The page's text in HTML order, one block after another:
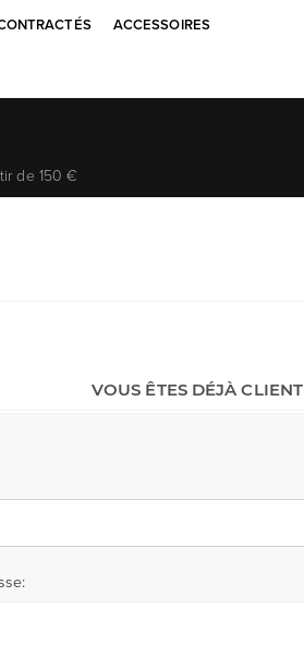
ACCESSOIRES
de 150 €
VOUS ÊTES DÉJÀ CLIENT